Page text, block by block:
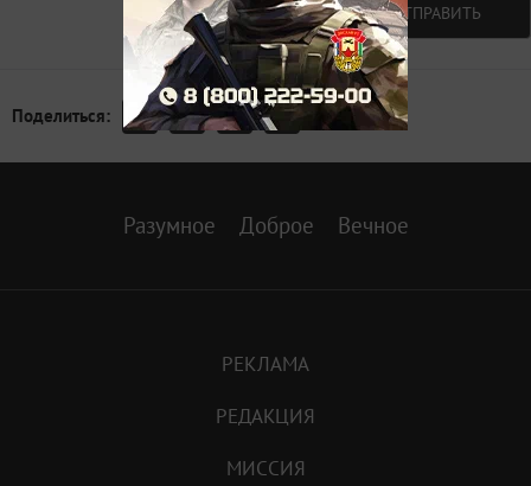
Авторизоваться ОТПРАВИТЬ
Поделиться:
Разумное Доброе Вечное
РЕКЛАМА
РЕДАКЦИЯ
МИССИЯ